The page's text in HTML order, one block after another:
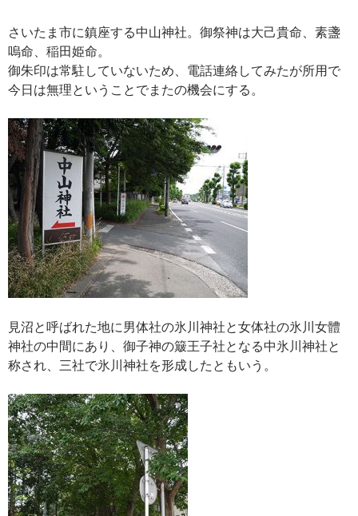
さいたま市に鎮座する中山神社。御祭神は大己貴命、素盞
嗚命、稲田姫命。
御朱印は常駐していないため、電話連絡してみたが所用で
今日は無理ということでまたの機会にする。
見沼と呼ばれた地に男体社の氷川神社と女体社の氷川女體
神社の中間にあり、御子神の簸王子社となる中氷川神社と
称され、三社で氷川神社を形成したともいう。